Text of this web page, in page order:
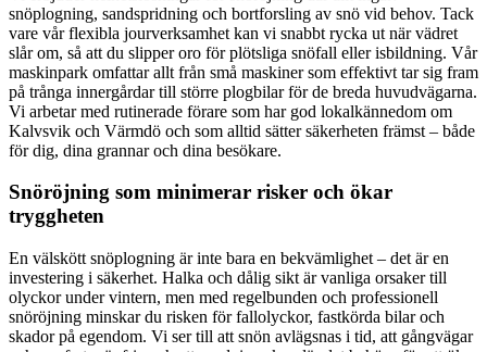
snöplogning, sandspridning och bortforsling av snö vid behov. Tack
vare vår flexibla jourverksamhet kan vi snabbt rycka ut när vädret
slår om, så att du slipper oro för plötsliga snöfall eller isbildning. Vår
maskinpark omfattar allt från små maskiner som effektivt tar sig fram
på trånga innergårdar till större plogbilar för de breda huvudvägarna.
Vi arbetar med rutinerade förare som har god lokalkännedom om
Kalvsvik och Värmdö och som alltid sätter säkerheten främst – både
för dig, dina grannar och dina besökare.
Snöröjning som minimerar risker och ökar
tryggheten
En välskött snöplogning är inte bara en bekvämlighet – det är en
investering i säkerhet. Halka och dålig sikt är vanliga orsaker till
olyckor under vintern, men med regelbunden och professionell
snöröjning minskar du risken för fallolyckor, fastkörda bilar och
skador på egendom. Vi ser till att snön avlägsnas i tid, att gångvägar